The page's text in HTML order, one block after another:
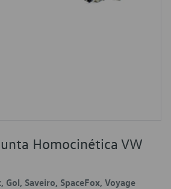
Homocinética VW
Gol, Saveiro, SpaceFox, Voyage